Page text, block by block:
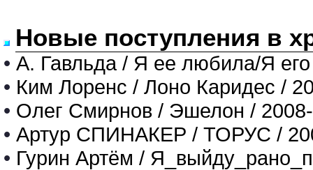
Новые поступления в
• А. Гавльда / Я ее любила/Я
• Ким Лоренс / Лоно Каридес /
• Олег Смирнов / Эшелон /
• Артур СПИНАКЕР / ТОРУС /
• Гурин Артём /